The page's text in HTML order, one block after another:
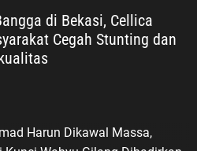
di Bekasi, Cellica
Cegah Stunting dan